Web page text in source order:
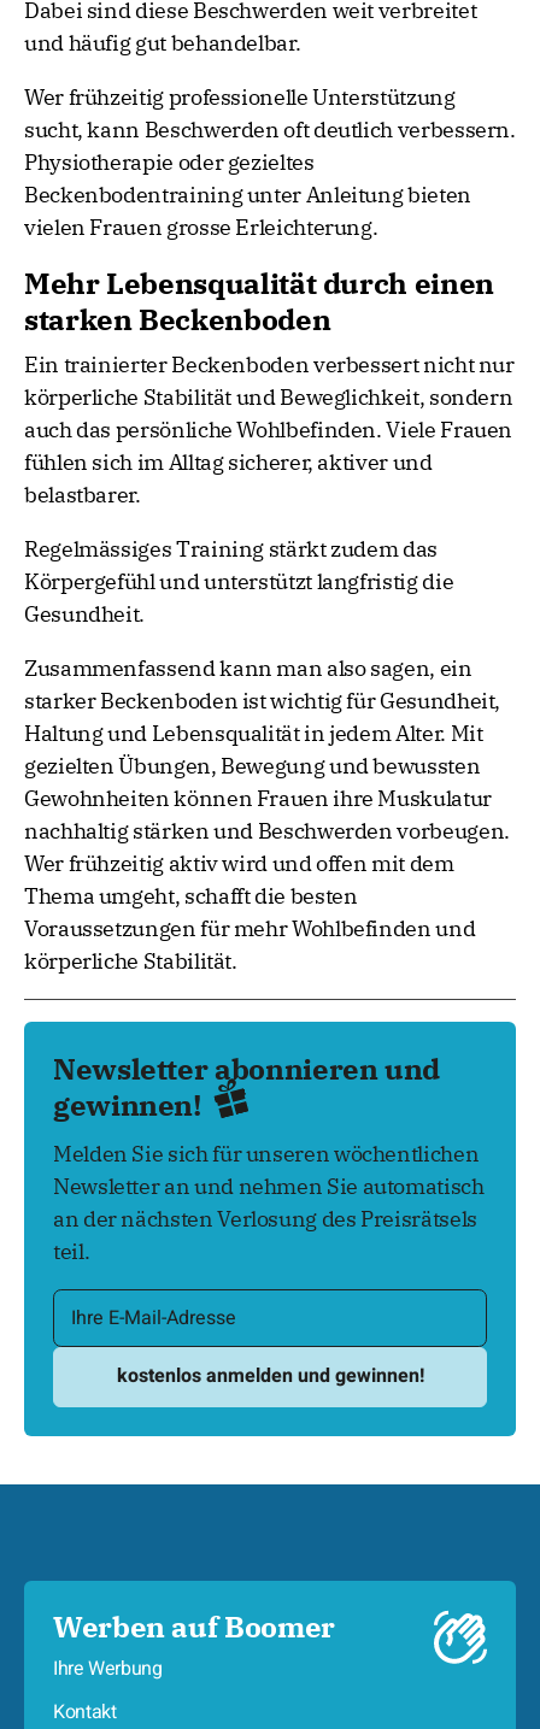
Dabei sind diese Beschwerden weit verbreitet
und häufig gut behandelbar.
Wer frühzeitig professionelle Unterstützung
sucht, kann Beschwerden oft deutlich verbessern.
Physiotherapie oder gezieltes
Beckenbodentraining unter Anleitung bieten
vielen Frauen grosse Erleichterung.
Mehr Lebensqualität durch einen
starken Beckenboden
Ein trainierter Beckenboden verbessert nicht nur
körperliche Stabilität und Beweglichkeit, sondern
auch das persönliche Wohlbefinden. Viele Frauen
fühlen sich im Alltag sicherer, aktiver und
belastbarer.
Regelmässiges Training stärkt zudem das
Körpergefühl und unterstützt langfristig die
Gesundheit.
Zusammenfassend kann man also sagen, ein
starker Beckenboden ist wichtig für Gesundheit,
Haltung und Lebensqualität in jedem Alter. Mit
gezielten Übungen, Bewegung und bewussten
Gewohnheiten können Frauen ihre Muskulatur
nachhaltig stärken und Beschwerden vorbeugen.
Wer frühzeitig aktiv wird und offen mit dem
Thema umgeht, schafft die besten
Voraussetzungen für mehr Wohlbefinden und
körperliche Stabilität.
Newsletter abonnieren und
gewinnen!
Melden Sie sich für unseren wöchentlichen
Newsletter an und nehmen Sie automatisch
an der nächsten Verlosung des Preisrätsels
teil.
Werben auf Boomer
Ihre Werbung
Kontakt